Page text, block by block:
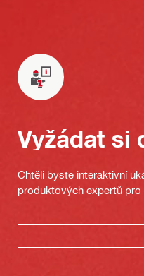
Vyžádat si
Chtěli byste interaktivní
produktových expertů pro